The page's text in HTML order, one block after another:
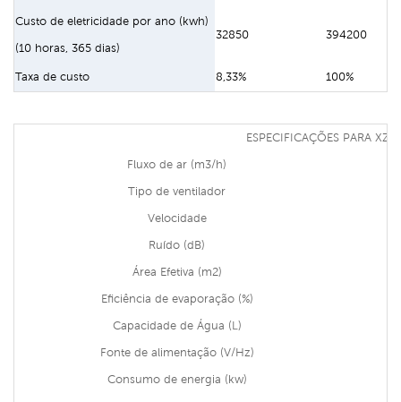
Custo de eletricidade por ano (kwh)
(10 horas, 365 dias)
32850 394200
Taxa de custo 8,33% 100%
ESPECIFICAÇÕES PARA
Fluxo de ar (m3/h)
Tipo de ventilador
Velocidade
Ruído (dB)
Área Efetiva (m2)
Eficiência de evaporação (%)
Capacidade de Água (L)
Fonte de alimentação (V/Hz)
Consumo de energia (kw)